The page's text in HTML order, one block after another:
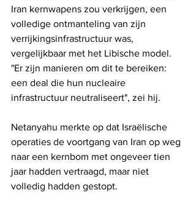
Iran kernwapens zou verkrijgen, een
volledige ontmanteling van zijn
verrijkingsinfrastructuur was,
vergelijkbaar met het Libische model.
"Er zijn manieren om dit te bereiken:
een deal die hun nucleaire
infrastructuur neutraliseert", zei hij.
Netanyahu merkte op dat Israëlische
operaties de voortgang van Iran op weg
naar een kernbom met ongeveer tien
jaar hadden vertraagd, maar niet
volledig hadden gestopt.